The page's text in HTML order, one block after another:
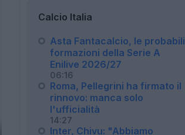
Calcio Italia
Asta Fantacalcio, le probabili
formazioni della Serie A
Enilive 2026/27
06:16
Roma, Pellegrini ha firmato il
rinnovo: manca solo
l'ufficialità
14:27
Inter, Chivu: "Abbiamo